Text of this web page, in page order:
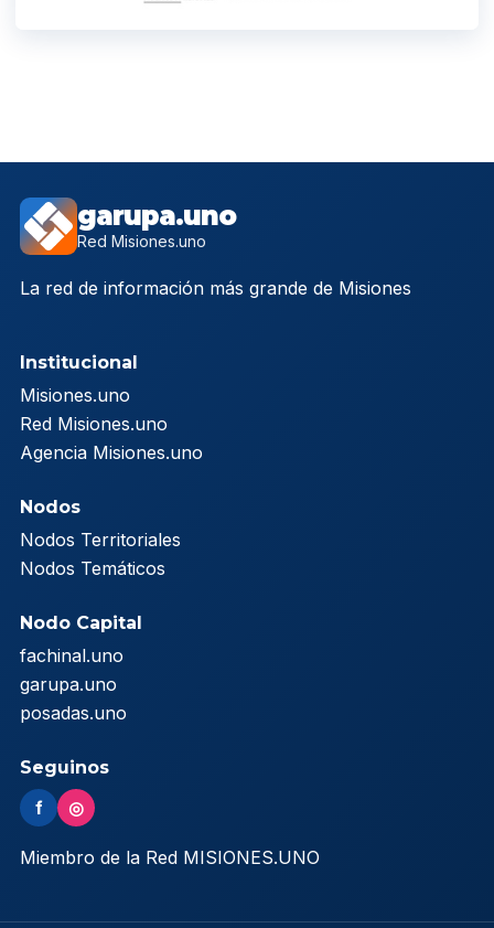
garupa.uno
Red Misiones.uno
La red de información más grande de Misiones
Institucional
Misiones.uno
Red Misiones.uno
Agencia Misiones.uno
Nodos
Nodos Territoriales
Nodos Temáticos
Nodo Capital
fachinal.uno
garupa.uno
posadas.uno
Seguinos
f ◎
Miembro de la Red MISIONES.UNO